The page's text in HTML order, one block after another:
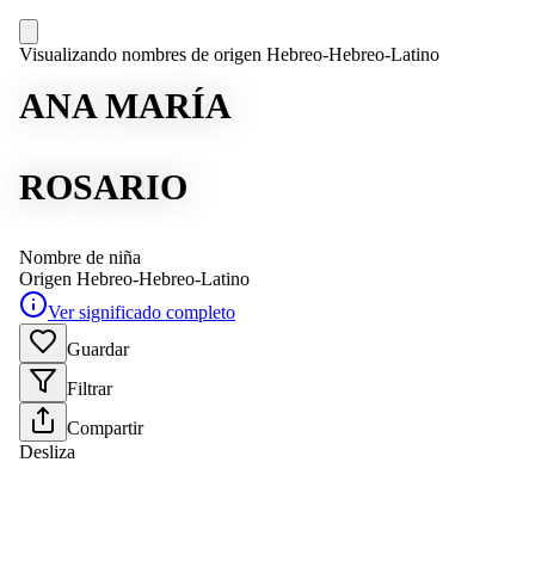
Visualizando nombres de origen Hebreo-Hebreo-Latino
ANA MARÍA
ROSARIO
Nombre de niña
Origen Hebreo-Hebreo-Latino
Ver significado completo
Guardar
Filtrar
Compartir
Desliza